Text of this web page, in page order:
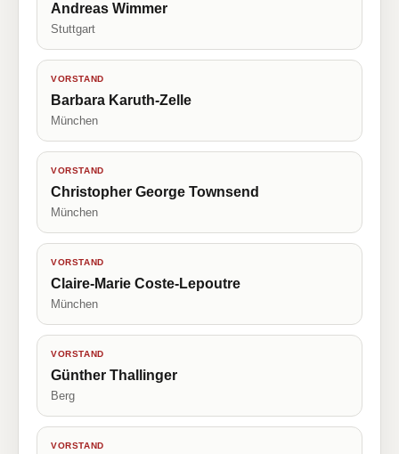
Andreas Wimmer
Stuttgart
VORSTAND
Barbara Karuth-Zelle
München
VORSTAND
Christopher George Townsend
München
VORSTAND
Claire-Marie Coste-Lepoutre
München
VORSTAND
Günther Thallinger
Berg
VORSTAND